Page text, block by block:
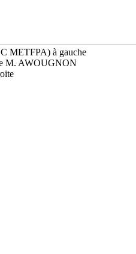
METFPA) à gauche
M. AWOUGNON